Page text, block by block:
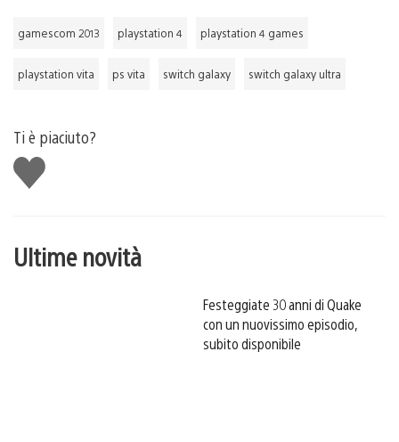
gamescom 2013 playstation 4 playstation 4 games
playstation vita ps vita switch galaxy switch galaxy ultra
Ti è piaciuto?
Mi
piace
Ultime novità
Festeggiate 30 anni di Quake
con un nuovissimo episodio,
subito disponibile